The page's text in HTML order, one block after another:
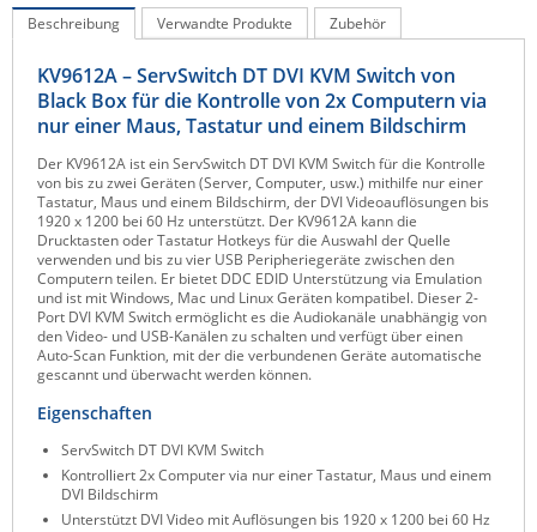
Netio
PatchSee
Power Kingdom
Poynting
Raritan
Riello UPS
Server Technology
Siretta
SIRIO Antenne
Sunbird
Tactical Software
TEKTELIC
Teltonika
Beschreibung Verwandte Produkte Zubehör
KV9612A – ServSwitch DT DVI KVM Switch von
Black Box für die Kontrolle von 2x Computern via
nur einer Maus, Tastatur und einem Bildschirm
Der KV9612A ist ein ServSwitch DT DVI KVM Switch für die Kontrolle
von bis zu zwei Geräten (Server, Computer, usw.) mithilfe nur einer
Tastatur, Maus und einem Bildschirm, der DVI Videoauflösungen bis
1920 x 1200 bei 60 Hz unterstützt. Der KV9612A kann die
Drucktasten oder Tastatur Hotkeys für die Auswahl der Quelle
verwenden und bis zu vier USB Peripheriegeräte zwischen den
Computern teilen. Er bietet DDC EDID Unterstützung via Emulation
und ist mit Windows, Mac und Linux Geräten kompatibel. Dieser 2-
Port DVI KVM Switch ermöglicht es die Audiokanäle unabhängig von
den Video- und USB-Kanälen zu schalten und verfügt über einen
Auto-Scan Funktion, mit der die verbundenen Geräte automatische
gescannt und überwacht werden können.
Eigenschaften
ServSwitch DT DVI KVM Switch
Kontrolliert 2x Computer via nur einer Tastatur, Maus und einem
DVI Bildschirm
Unterstützt DVI Video mit Auflösungen bis 1920 x 1200 bei 60 Hz